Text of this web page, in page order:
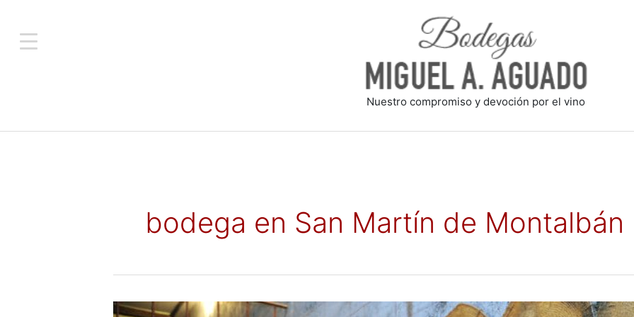
Nuestro compromiso y devoción por el vino
bodega en San Martín de Montalbán
Turismo